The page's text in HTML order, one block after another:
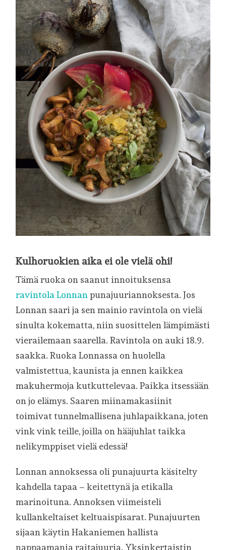
Kulhoruokien aika ei ole vielä ohi!
Tämä ruoka on saanut innoituksensa
ravintola Lonnan punajuuriannoksesta. Jos
Lonnan saari ja sen mainio ravintola on vielä
sinulta kokematta, niin suosittelen lämpimästi
vierailemaan saarella. Ravintola on auki 18.9.
saakka. Ruoka Lonnassa on huolella
valmistettua, kaunista ja ennen kaikkea
makuhermoja kutkuttelevaa. Paikka itsessään
on jo elämys. Saaren miinamakasiinit
toimivat tunnelmallisena juhlapaikkana, joten
vink vink teille, joilla on hääjuhlat taikka
nelikymppiset vielä edessä!
Lonnan annoksessa oli punajuurta käsitelty
kahdella tapaa – keitettynä ja etikalla
marinoituna. Annoksen viimeisteli
kullankeltaiset keltuaispisarat. Punajuurten
sijaan käytin Hakaniemen hallista
nappaamania raitajuuria. Yksinkertaistin